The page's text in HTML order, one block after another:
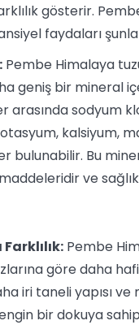
gösterir.
faydaları
Pembe Himalaya
geniş bir mineral
arasında sodyum
kalsiyum,
bulunabilir. Bu
ve
Pembe
göre daha
iri taneli yapısı
bir dokuya